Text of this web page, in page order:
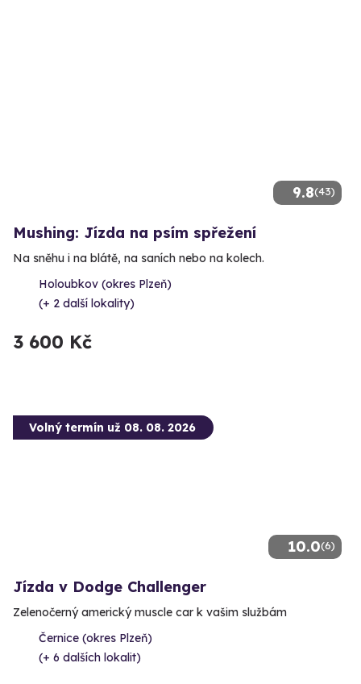
9.8(43)
Mushing: Jízda na psím spřežení
Na sněhu i na blátě, na saních nebo na kolech.
Holoubkov (okres Plzeň)
(+ 2 další lokality)
3 600 Kč
10.0(6)
Volný termín už 08. 08. 2026
Jízda v Dodge Challenger
Zelenočerný americký muscle car k vašim službám
Černice (okres Plzeň)
(+ 6 dalších lokalit)